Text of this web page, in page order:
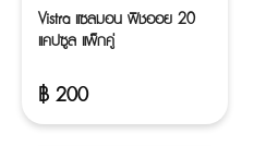
Vistra แซลมอน ฟิชออย 20
แคปซูล แพ็กคู่
฿200